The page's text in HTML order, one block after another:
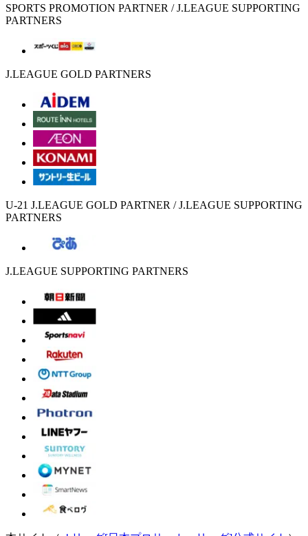
SPORTS PROMOTION PARTNER / J.LEAGUE SUPPORTING
PARTNERS
J.LEAGUE GOLD PARTNERS
U-21 J.LEAGUE GOLD PARTNER / J.LEAGUE SUPPORTING
PARTNERS
J.LEAGUE SUPPORTING PARTNERS